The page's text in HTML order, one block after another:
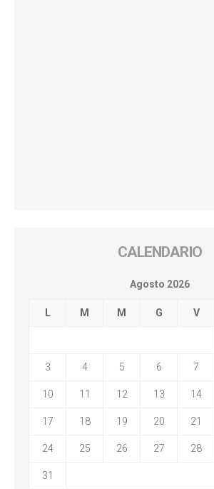
CALENDARIO
Agosto 2026
L M M G V
3 4 5 6 7
10 11 12 13 14
17 18 19 20 21
24 25 26 27 28
31